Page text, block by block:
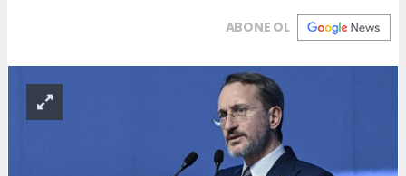
ABONE OL